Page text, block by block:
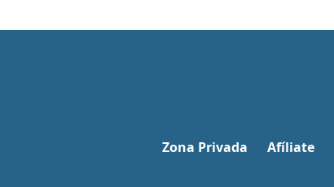
Zona Privada Afíliate